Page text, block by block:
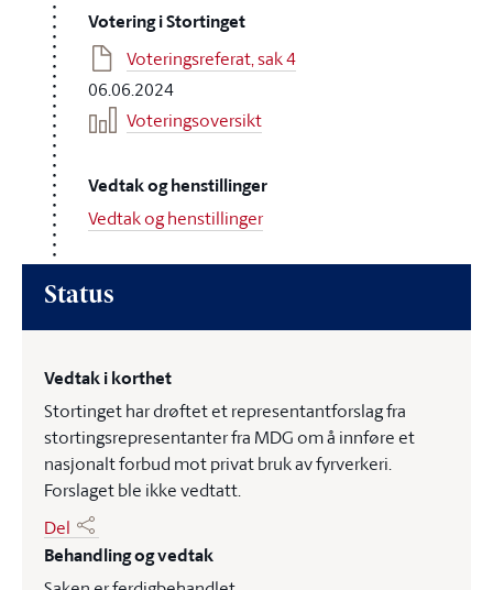
Votering i Stortinget
Voteringsreferat, sak 4
06.06.2024
Voteringsoversikt
Vedtak og henstillinger
Vedtak og henstillinger
Status
Vedtak i korthet
Stortinget har drøftet et representantforslag fra
stortingsrepresentanter fra MDG om å innføre et
nasjonalt forbud mot privat bruk av fyrverkeri.
Forslaget ble ikke vedtatt.
Del
Behandling og vedtak